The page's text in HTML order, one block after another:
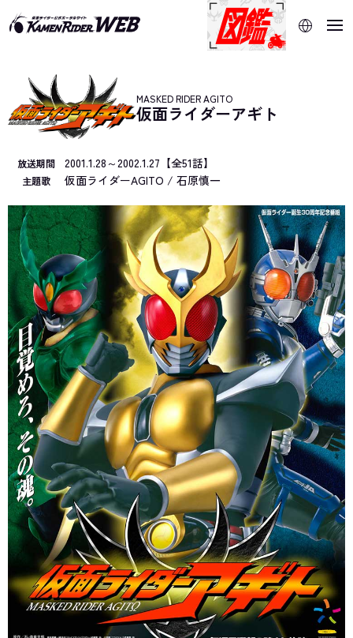
当サイトでは、機械的な自動翻訳サービスを使用していま
す。指定した言語に切り替わらないページは、ブラウザの翻
訳機能をご利用ください。
MASKED RIDER AGITO
仮面ライダーアギト
放送期間 2001.1.28～2002.1.27【全51話】
主題歌 仮面ライダーAGITO / 石原慎一